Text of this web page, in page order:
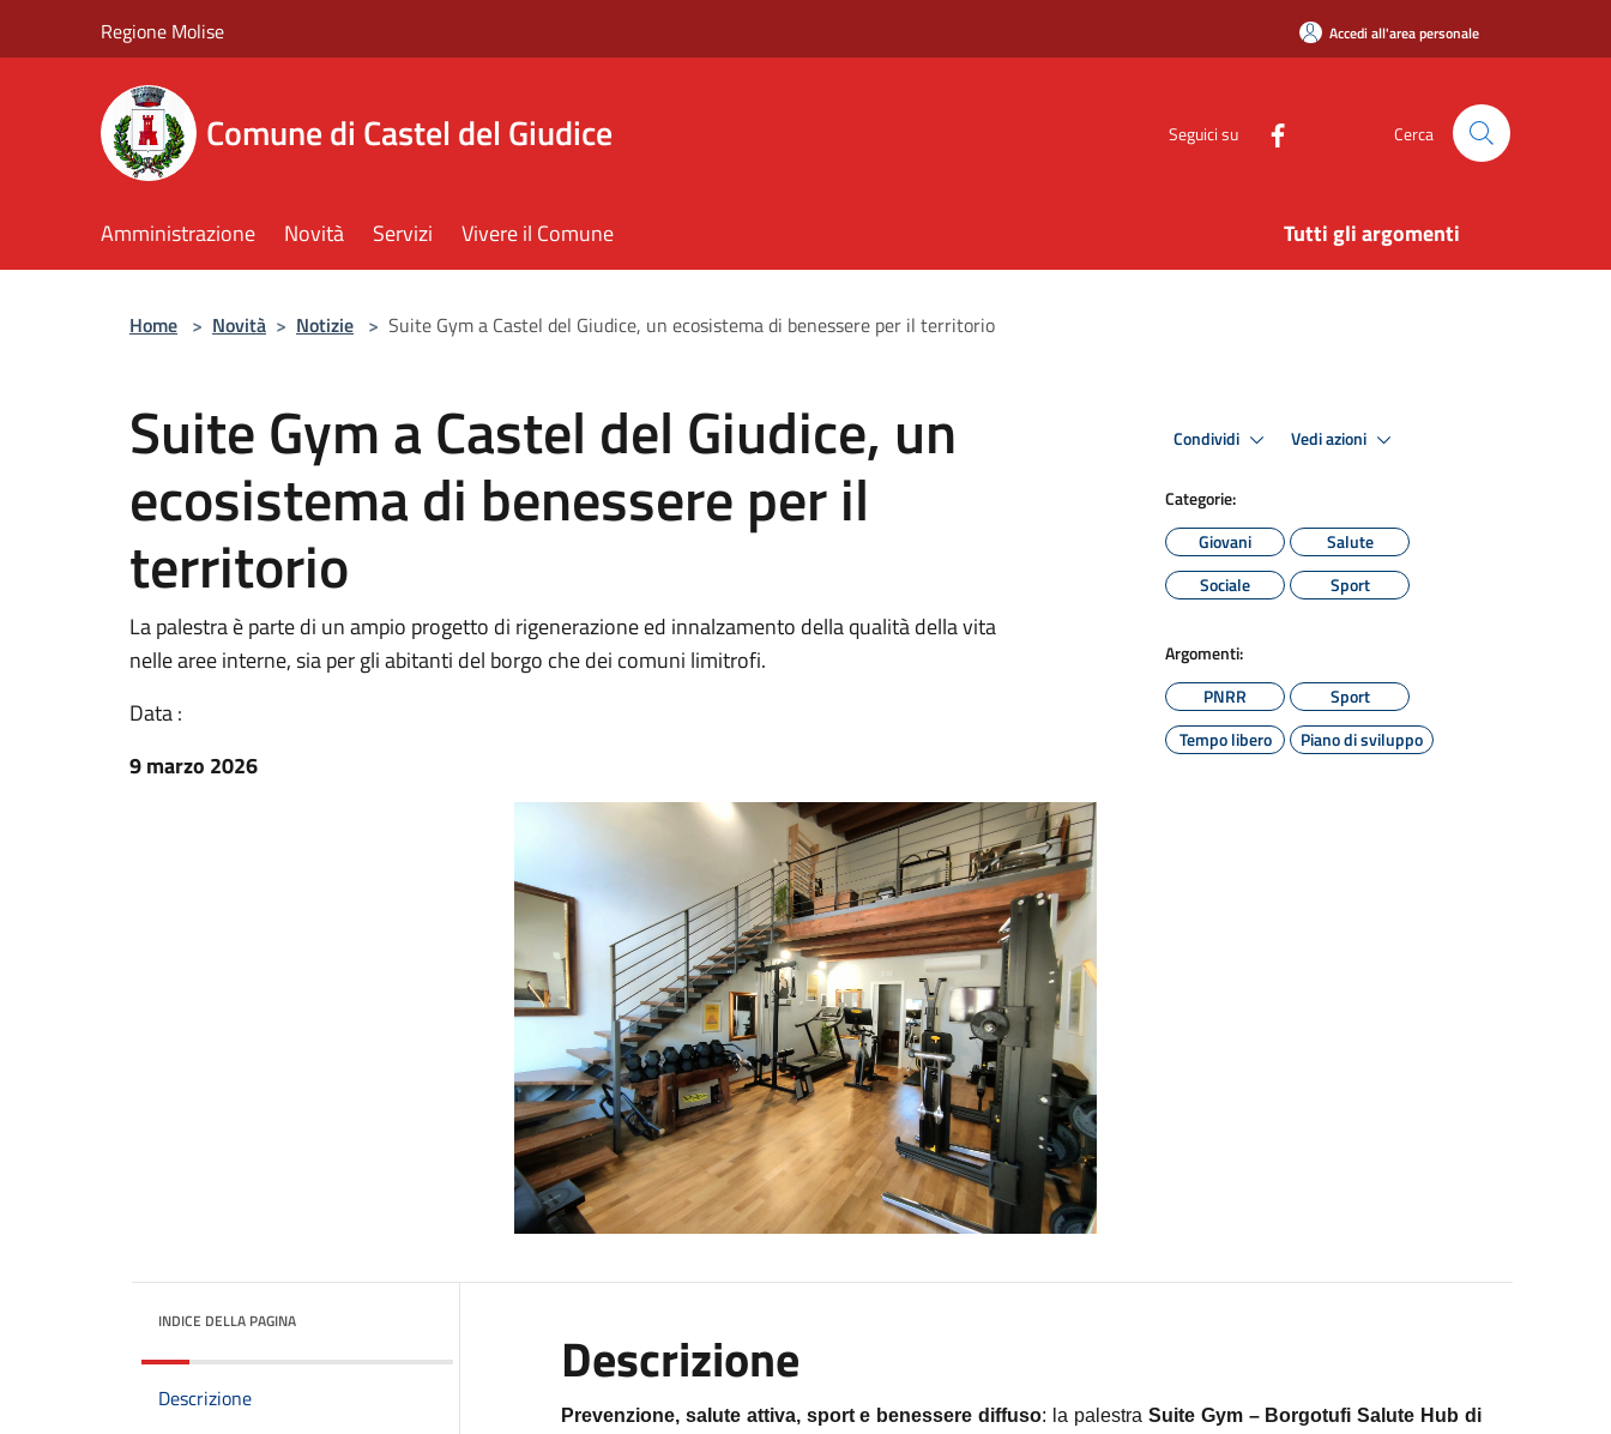
Regione Molise Accedi all'area personale
Comune di Castel del Giudice Seguici su Cerca
Amministrazione Novità Servizi Vivere il Comune Tutti gli argomenti
Home > Novità > Notizie > Suite Gym a Castel del Giudice, un ecosistema di benessere per il territorio
Suite Gym a Castel del Giudice, un
ecosistema di benessere per il
territorio
La palestra è parte di un ampio progetto di rigenerazione ed innalzamento della qualità della vita
nelle aree interne, sia per gli abitanti del borgo che dei comuni limitrofi.
Data :
9 marzo 2026
Condividi Vedi azioni
Categorie:
Giovani
Salute
Sociale
Sport
Argomenti:
PNRR
Sport
Tempo libero
Piano di sviluppo
INDICE DELLA PAGINA
Descrizione
Descrizione
Prevenzione, salute attiva, sport e benessere diffuso: la palestra Suite Gym – Borgotufi Salute Hub di